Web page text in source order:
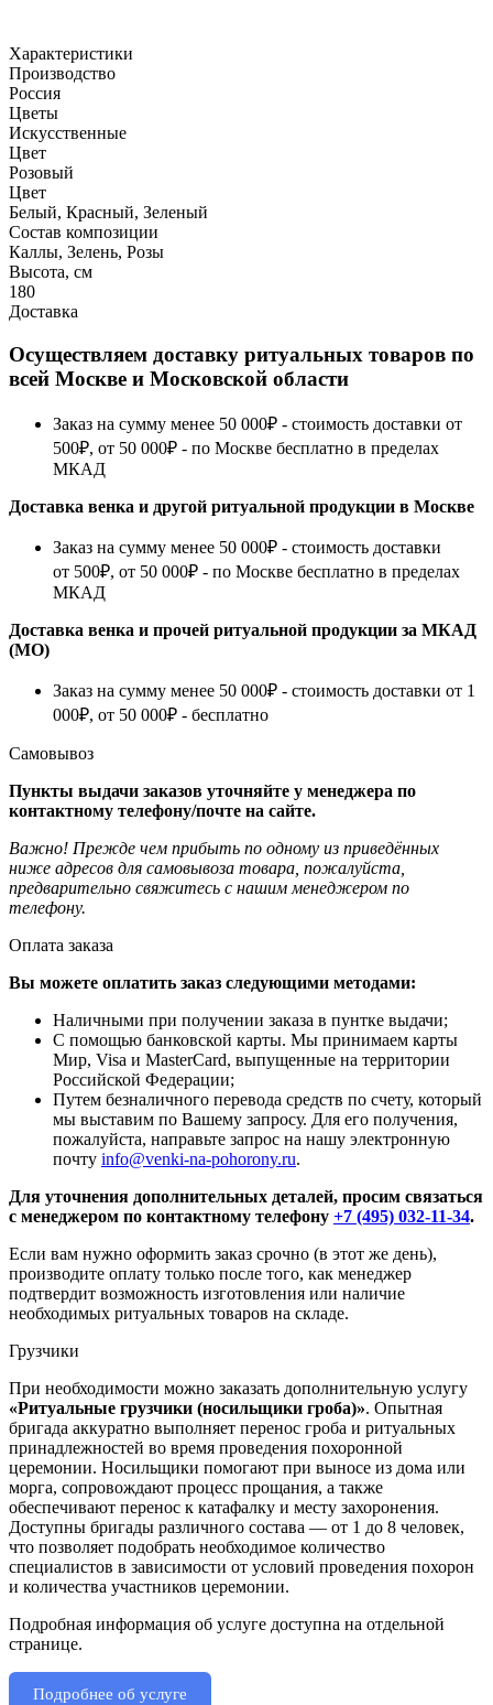
Характеристики
Производство
Россия
Цветы
Искусственные
Цвет
Розовый
Цвет
Белый, Красный, Зеленый
Состав композиции
Каллы, Зелень, Розы
Высота, см
180
Доставка
Осуществляем доставку ритуальных товаров по
всей Москве и Московской области
Заказ на сумму менее 50 000₽ - стоимость доставки от
500₽, от 50 000₽ - по Москве бесплатно в пределах
МКАД
Доставка венка и другой ритуальной продукции в Москве
Заказ на сумму менее 50 000₽ - стоимость доставки
от 500₽, от 50 000₽ - по Москве бесплатно в пределах
МКАД
Доставка венка и прочей ритуальной продукции за МКАД
(МО)
Заказ на сумму менее 50 000₽ - стоимость доставки от 1
000₽, от 50 000₽ - бесплатно
Самовывоз
Пункты выдачи заказов уточняйте у менеджера по
контактному телефону/почте на сайте.
Важно! Прежде чем прибыть по одному из приведённых
ниже адресов для самовывоза товара, пожалуйста,
предварительно свяжитесь с нашим менеджером по
телефону.
Оплата заказа
Вы можете оплатить заказ следующими методами:
Наличными при получении заказа в пунтке выдачи;
С помощью банковской карты. Мы принимаем карты
Мир, Visa и MasterCard, выпущенные на территории
Российской Федерации;
Путем безналичного перевода средств по счету, который
мы выставим по Вашему запросу. Для его получения,
пожалуйста, направьте запрос на нашу электронную
почту info@venki-na-pohorony.ru.
Для уточнения дополнительных деталей, просим связаться
с менеджером по контактному телефону +7 (495) 032-11-34.
Если вам нужно оформить заказ срочно (в этот же день),
производите оплату только после того, как менеджер
подтвердит возможность изготовления или наличие
необходимых ритуальных товаров на складе.
Грузчики
При необходимости можно заказать дополнительную услугу
«Ритуальные грузчики (носильщики гроба)». Опытная
бригада аккуратно выполняет перенос гроба и ритуальных
принадлежностей во время проведения похоронной
церемонии. Носильщики помогают при выносе из дома или
морга, сопровождают процесс прощания, а также
обеспечивают перенос к катафалку и месту захоронения.
Доступны бригады различного состава — от 1 до 8 человек,
что позволяет подобрать необходимое количество
специалистов в зависимости от условий проведения похорон
и количества участников церемонии.
Подробная информация об услуге доступна на отдельной
странице.
Подробнее об услуге